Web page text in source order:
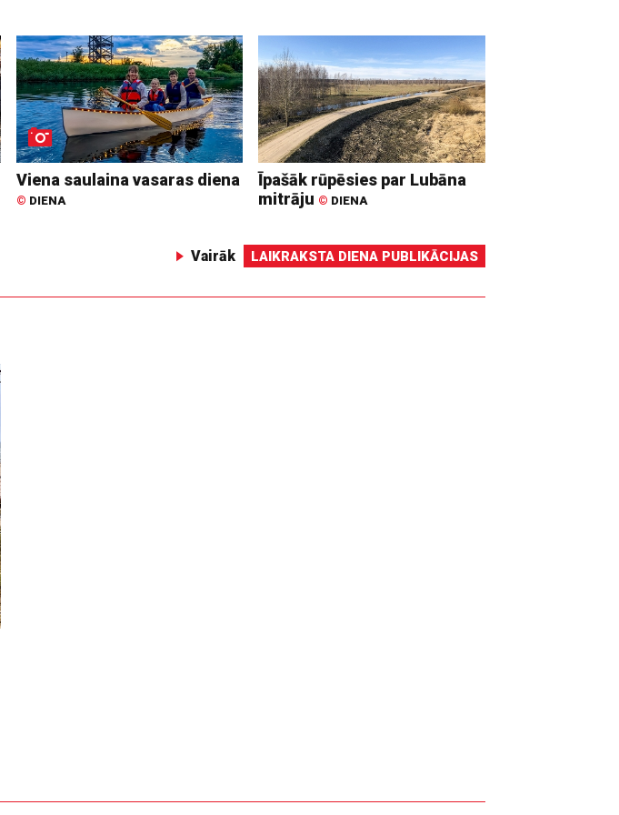
Viena saulaina vasaras diena
© DIENA
Īpašāk rūpēsies par Lubāna
mitrāju © DIENA
Vairāk LAIKRAKSTA DIENA PUBLIKĀCIJAS